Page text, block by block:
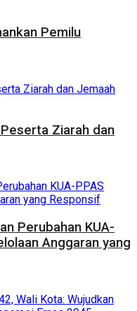
Pemilu
Ziarah dan
Perubahan KUA-
Anggaran yang